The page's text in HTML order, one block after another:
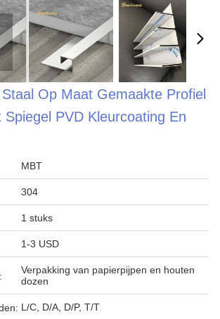
Op Maat Gemaakte Profiel
Spiegel PVD Kleurcoating En
MBT
304
1 stuks
1-3 USD
Verpakking van papierpijpen en houten
dozen
L/C, D/A, D/P, T/T